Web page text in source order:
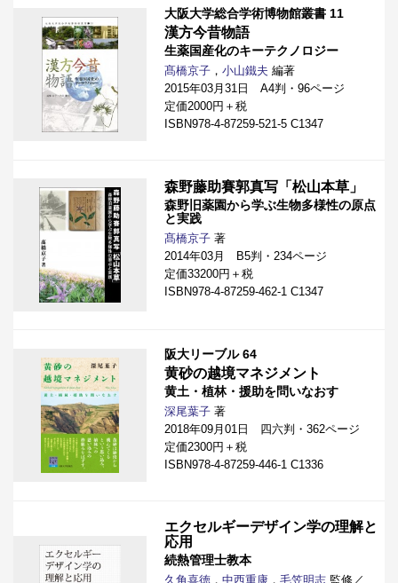
大阪大学総合学術博物館叢書 11
漢方今昔物語
生薬国産化のキーテクノロジー
髙橋京子 ， 小山鐵夫 編著
2015年03月31日 A4判・96ページ
定価2000円＋税
ISBN978-4-87259-521-5 C1347
森野藤助賽郭真写「松山本草」
森野旧薬園から学ぶ生物多様性の原点
と実践
髙橋京子 著
2014年03月 B5判・234ページ
定価33200円＋税
ISBN978-4-87259-462-1 C1347
阪大リーブル 64
黄砂の越境マネジメント
黄土・植林・援助を問いなおす
深尾葉子 著
2018年09月01日 四六判・362ページ
定価2300円＋税
ISBN978-4-87259-446-1 C1336
エクセルギーデザイン学の理解と
応用
続熱管理士教本
久角喜徳 ， 中西重康 ， 毛笠明志 監修／